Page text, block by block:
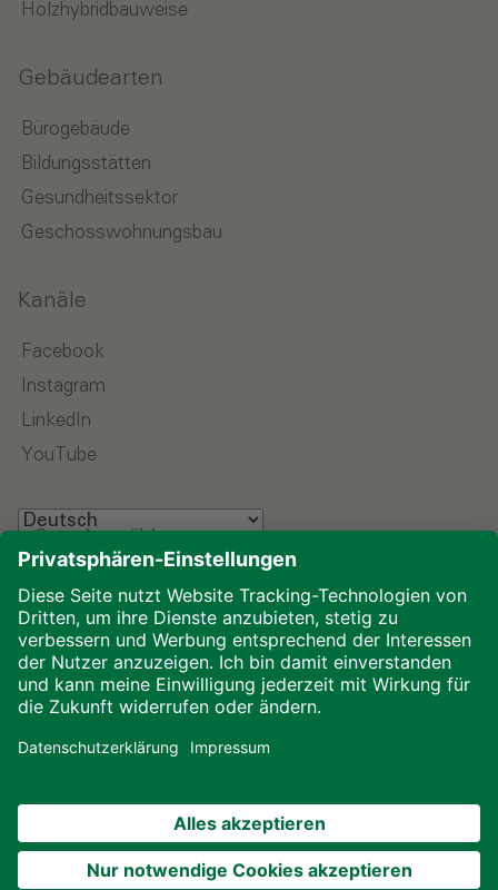
Holzhybridbauweise
Gebäudearten
Bürogebäude
Bildungsstätten
Gesundheitssektor
Geschosswohnungsbau
Kanäle
Facebook
Instagram
LinkedIn
YouTube
Impressum
Datenschutz
Downloads
Cookies